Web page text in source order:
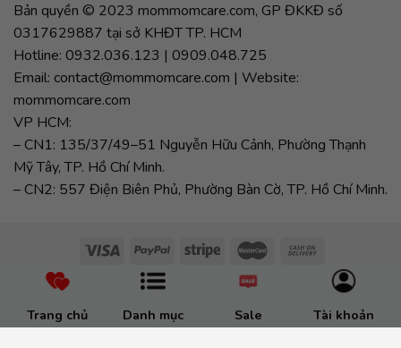
Trang chủ Danh mục Sale Tài khoản
Bản quyền © 2023 mommomcare.com, GP ĐKKĐ số
0317629887 tại sở KHĐT TP. HCM
Hotline: 0932.036.123 | 0909.048.725
Email: contact@mommomcare.com | Website:
mommomcare.com
VP HCM:
– CN1: 135/37/49–51 Nguyễn Hữu Cảnh, Phường Thạnh
Mỹ Tây, TP. Hồ Chí Minh.
– CN2: 557 Điện Biên Phủ, Phường Bàn Cờ, TP. Hồ Chí Minh.